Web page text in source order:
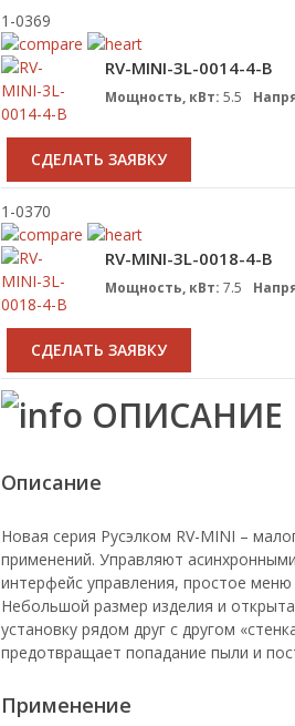
1-0369
RV-MINI-3L-0014-4-B
Мощность, кВт: 5.5
CДЕЛАТЬ ЗАЯВКУ
1-0370
RV-MINI-3L-0018-4-B
Мощность, кВт: 7.5
CДЕЛАТЬ ЗАЯВКУ
ОПИСАНИЕ
Описание
Новая серия Русэлком RV-MINI –
применений. Управляют
интерфейс управления, простое
Небольшой размер изделия и
установку рядом друг с другом
предотвращает попадание пыли и
Применение